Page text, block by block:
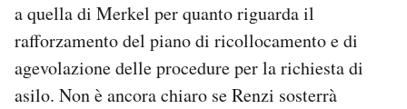
a quella di Merkel per quanto riguarda il
rafforzamento del piano di ricollocamento e di
agevolazione delle procedure per la richiesta di
asilo. Non è ancora chiaro se Renzi sosterrà